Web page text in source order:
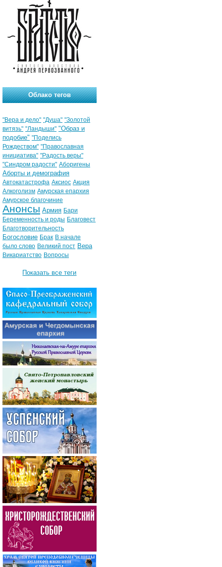
Облако тегов
"Вера и дело" "Душа" "Золотой
витязь" "Ландыши" "Образ и
подобие" "Поделись
Рождеством" "Православная
инициатива" "Радость веры"
"Синдром радости" Аборигены
Аборты и демография
Автокатастрофа Аксиос Акция
Алкоголизм Амурская епархия
Амурское благочиние
Анонсы Армия Бари
Беременность и роды Благовест
Благотворительность
Богословие Брак В начале
было слово Великий пост Вера
Викариатство Вопросы
Показать все теги